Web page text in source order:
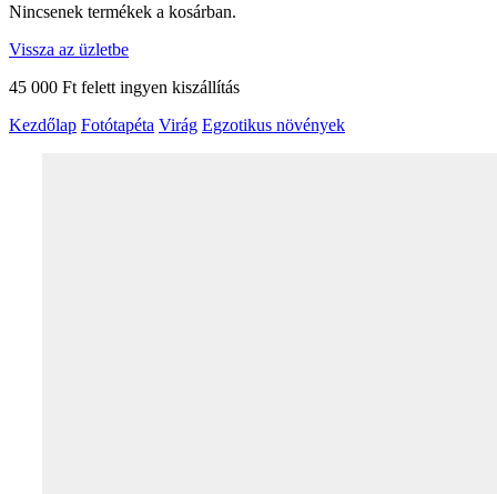
Nincsenek termékek a kosárban.
Vissza az üzletbe
45 000 Ft felett ingyen kiszállítás
Kezdőlap Fotótapéta Virág Egzotikus növények